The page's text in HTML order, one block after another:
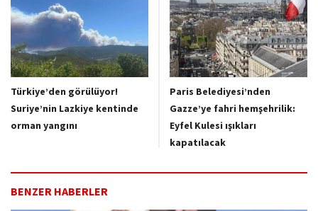
Türkiye’den görülüyor!
Suriye’nin Lazkiye kentinde
orman yangını
Paris Belediyesi’nden
Gazze’ye fahri hemşehrilik:
Eyfel Kulesi ışıkları
kapatılacak
BENZER HABERLER